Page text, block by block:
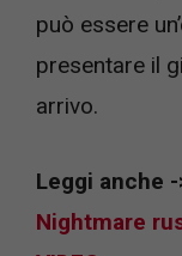
può essere
presentare il
arrivo.
Leggi anche -
Nightmare